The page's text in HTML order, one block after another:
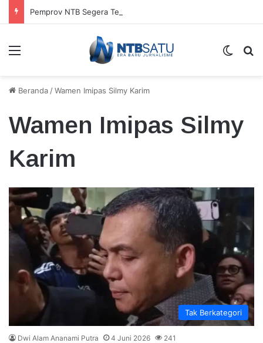
Menu
Beranda /Wamen Imipas Silmy Karim
Wamen Imipas Silmy
Karim
Tak Berkategori
Dwi Alam Ananami Putra 4 Juni 2026 241